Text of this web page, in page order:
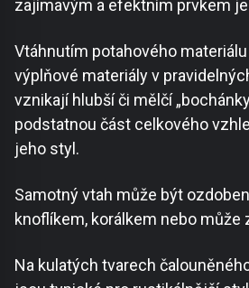
zajímavým a efektním prvkem
Vtáhnutím potahového
výplňové materiály v
vznikají hlubší či mělčí
podstatnou část celkového
jeho styl.
Samotný vtah může být
knoflíkem, korálkem nebo může
Na kulatých tvarech